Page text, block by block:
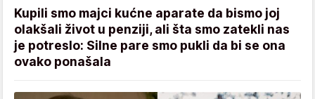
Kupili smo majci kućne aparate da bismo joj
olakšali život u penziji, ali šta smo zatekli nas
je potreslo: Silne pare smo pukli da bi se ona
ovako ponašala